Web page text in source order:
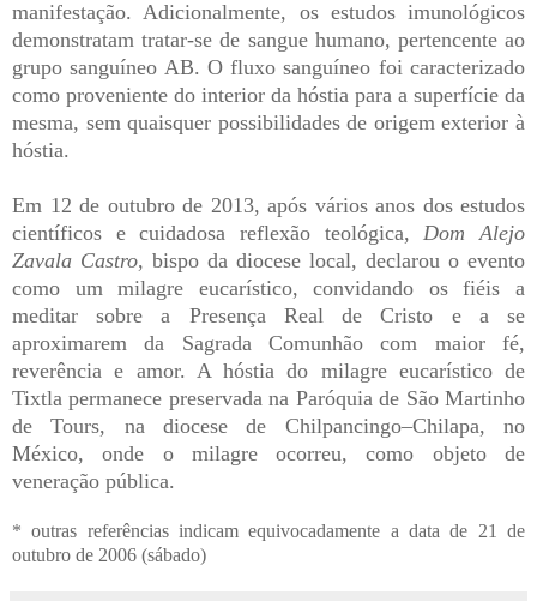
manifestação. Adicionalmente, os estudos imunológicos
demonstratam tratar-se de sangue humano, pertencente ao
grupo sanguíneo AB. O fluxo sanguíneo foi caracterizado
como proveniente do interior da hóstia para a superfície da
mesma, sem quaisquer possibilidades de origem exterior à
hóstia.
Em 12 de outubro de 2013, após vários anos dos estudos
científicos e cuidadosa reflexão teológica, Dom Alejo
Zavala Castro, bispo da diocese local, declarou o evento
como um milagre eucarístico, convidando os fiéis a
meditar sobre a Presença Real de Cristo e a se
aproximarem da Sagrada Comunhão com maior fé,
reverência e amor. A hóstia do milagre eucarístico de
Tixtla permanece preservada na Paróquia de São Martinho
de Tours, na diocese de Chilpancingo–Chilapa, no
México, onde o milagre ocorreu, como objeto de
veneração pública.
* outras referências indicam equivocadamente a data de 21 de
outubro de 2006 (sábado)